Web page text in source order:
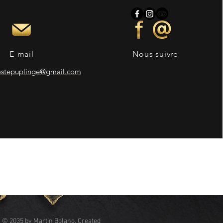
E-mail
Nous suivre
© 2035 by Martin Bolano. Created